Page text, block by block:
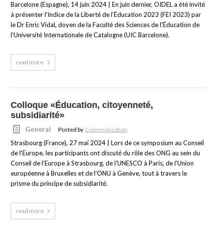
Barcelone (Espagne), 14 juin 2024 | En juin dernier, OIDEL a été invité
à présenter l'Indice de la Liberté de l'Éducation 2023 (FEI 2023) par
le Dr Enric Vidal, doyen de la Faculté des Sciences de l'Éducation de
l'Université Internationale de Catalogne (UIC Barcelone).
read more
Colloque «Éducation, citoyenneté,
subsidiarité»
General Posted by Communication
Strasbourg (France), 27 mai 2024 | Lors de ce symposium au Conseil
de l'Europe, les participants ont discuté du rôle des ONG au sein du
Conseil de l'Europe à Strasbourg, de l'UNESCO à Paris, de l'Union
européenne à Bruxelles et de l'ONU à Genève, tout à travers le
prisme du principe de subsidiarité.
read more